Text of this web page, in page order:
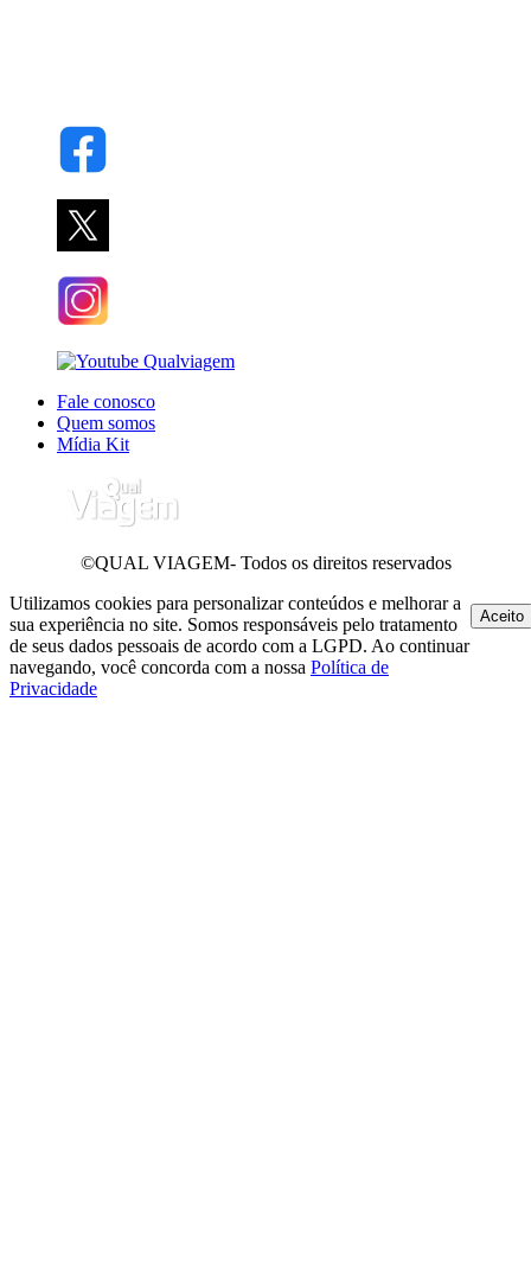
Fale conosco
Quem somos
Mídia Kit
©QUAL VIAGEM- Todos os direitos reservados
Utilizamos cookies para personalizar conteúdos e melhorar a
sua experiência no site. Somos responsáveis pelo tratamento
de seus dados pessoais de acordo com a LGPD. Ao continuar
navegando, você concorda com a nossa Política de
Privacidade
Aceito